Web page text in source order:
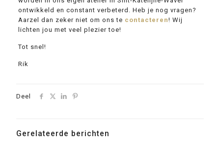
ontwikkeld en constant verbeterd. Heb je nog vragen?
Aarzel dan zeker niet om ons te contacteren! Wij
lichten jou met veel plezier toe!
Tot snel!
Rik
Deel
Gerelateerde berichten